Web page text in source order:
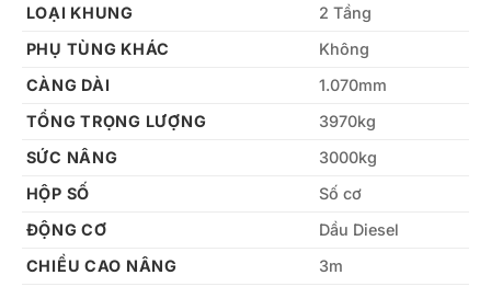
LOẠI KHUNG
2 Tầng
PHỤ TÙNG KHÁC
Không
CÀNG DÀI
1.070mm
TỔNG TRỌNG LƯỢNG
3970kg
SỨC NÂNG
3000kg
HỘP SỐ
Số cơ
ĐỘNG CƠ
Dầu Diesel
CHIỀU CAO NÂNG
3m